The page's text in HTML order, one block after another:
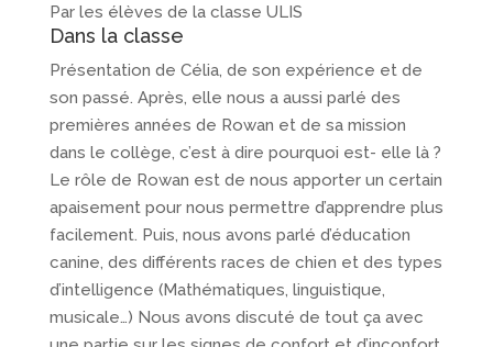
Par les élèves de la classe ULIS
Dans la classe
Présentation de Célia, de son expérience et de
son passé. Après, elle nous a aussi parlé des
premières années de Rowan et de sa mission
dans le collège, c’est à dire pourquoi est- elle là ?
Le rôle de Rowan est de nous apporter un certain
apaisement pour nous permettre d’apprendre plus
facilement. Puis, nous avons parlé d’éducation
canine, des différents races de chien et des types
d’intelligence (Mathématiques, linguistique,
musicale…) Nous avons discuté de tout ça avec